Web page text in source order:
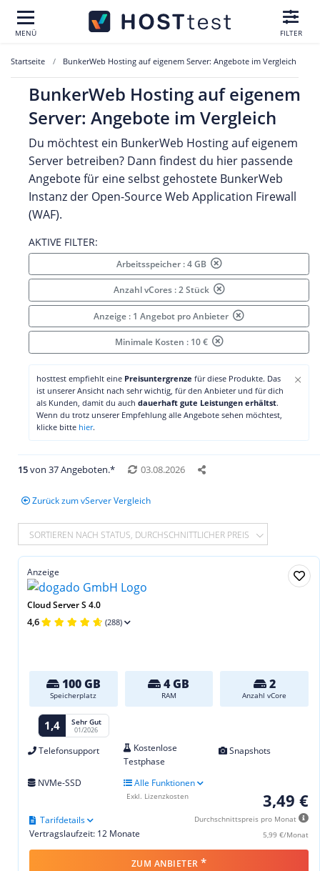
MENÜ FILTER
Startseite BunkerWeb Hosting auf eigenem Server: Angebote im Vergleich
BunkerWeb Hosting auf eigenem
Server: Angebote im Vergleich
Du möchtest ein BunkerWeb Hosting auf eigenem
Server betreiben? Dann findest du hier passende
Angebote für eine selbst gehostete BunkerWeb
Instanz der Open-Source Web Application Firewall
(WAF).
AKTIVE FILTER:
Arbeitsspeicher : 4 GB
Anzahl vCores : 2 Stück
Anzeige : 1 Angebot pro Anbieter
Minimale Kosten : 10 €
×
hosttest empfiehlt eine Preisuntergrenze für diese Produkte. Das
ist unserer Ansicht nach sehr wichtig, für den Anbieter und für dich
als Kunden, damit du auch dauerhaft gute Leistungen erhältst.
Wenn du trotz unserer Empfehlung alle Angebote sehen möchtest,
klicke bitte hier.
15von 37 Angeboten.* 03.08.2026
Zurück zum vServer Vergleich
SORTIEREN NACH STATUS, DURCHSCHNITTLICHER PREIS
Anzeige
Cloud Server S 4.0
4,6 (288)
100 GB
Speicherplatz
4 GB
RAM
2
Anzahl vCore
1,4 Sehr Gut
01/2026
Telefonsupport
Kostenlose
Testphase
Snapshots
NVMe-SSD Alle Funktionen
3,49 €
Durchschnittspreis pro Monat
5,99 €/Monat
Vertragslaufzeit: 12 Monate
Tarifdetails
Exkl. Lizenzkosten
ZUM ANBIETER *